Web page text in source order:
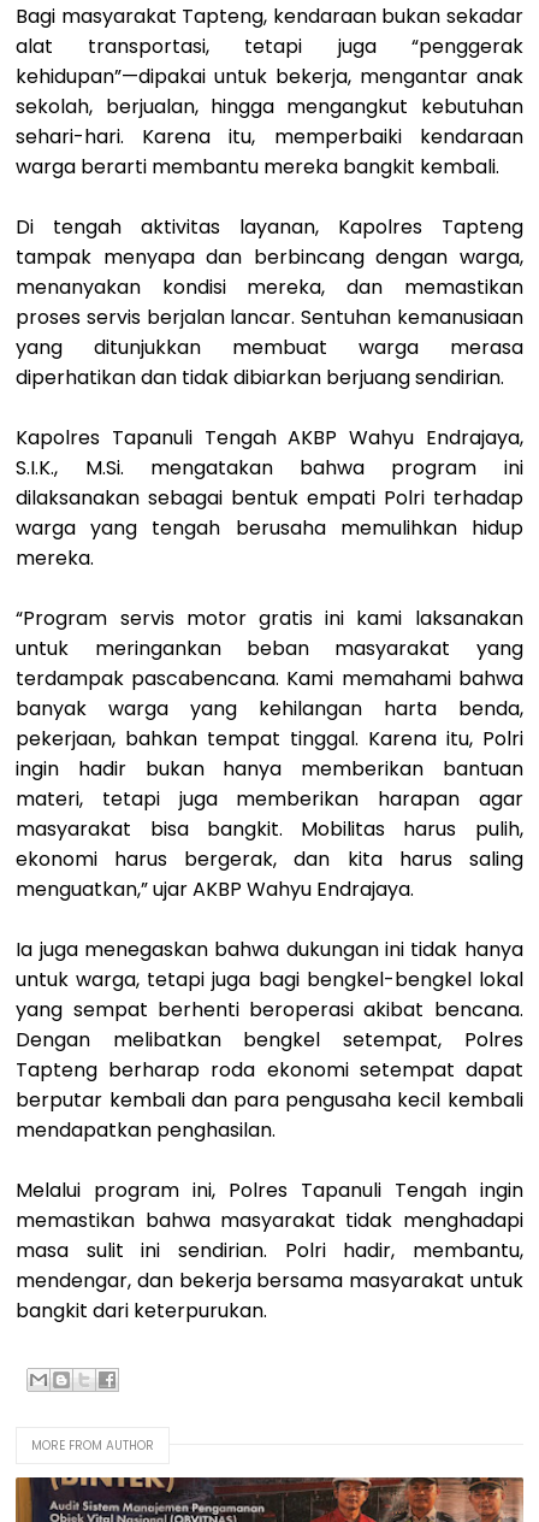
Bagi masyarakat Tapteng, kendaraan bukan sekadar
alat transportasi, tetapi juga “penggerak
kehidupan”—dipakai untuk bekerja, mengantar anak
sekolah, berjualan, hingga mengangkut kebutuhan
sehari-hari. Karena itu, memperbaiki kendaraan
warga berarti membantu mereka bangkit kembali.
Di tengah aktivitas layanan, Kapolres Tapteng
tampak menyapa dan berbincang dengan warga,
menanyakan kondisi mereka, dan memastikan
proses servis berjalan lancar. Sentuhan kemanusiaan
yang ditunjukkan membuat warga merasa
diperhatikan dan tidak dibiarkan berjuang sendirian.
Kapolres Tapanuli Tengah AKBP Wahyu Endrajaya,
S.I.K., M.Si. mengatakan bahwa program ini
dilaksanakan sebagai bentuk empati Polri terhadap
warga yang tengah berusaha memulihkan hidup
mereka.
“Program servis motor gratis ini kami laksanakan
untuk meringankan beban masyarakat yang
terdampak pascabencana. Kami memahami bahwa
banyak warga yang kehilangan harta benda,
pekerjaan, bahkan tempat tinggal. Karena itu, Polri
ingin hadir bukan hanya memberikan bantuan
materi, tetapi juga memberikan harapan agar
masyarakat bisa bangkit. Mobilitas harus pulih,
ekonomi harus bergerak, dan kita harus saling
menguatkan,” ujar AKBP Wahyu Endrajaya.
Ia juga menegaskan bahwa dukungan ini tidak hanya
untuk warga, tetapi juga bagi bengkel-bengkel lokal
yang sempat berhenti beroperasi akibat bencana.
Dengan melibatkan bengkel setempat, Polres
Tapteng berharap roda ekonomi setempat dapat
berputar kembali dan para pengusaha kecil kembali
mendapatkan penghasilan.
Melalui program ini, Polres Tapanuli Tengah ingin
memastikan bahwa masyarakat tidak menghadapi
masa sulit ini sendirian. Polri hadir, membantu,
mendengar, dan bekerja bersama masyarakat untuk
bangkit dari keterpurukan.
MORE FROM AUTHOR